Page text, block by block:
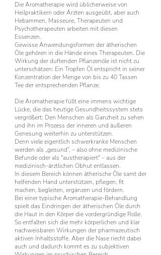
Die Aromatherapie wird üblicherweise von
Heilpraktikern oder Ärzten ausgeübt, aber auch
Hebammen, Masseure, Therapeuten und
Psychotherapeuten arbeiten mit diesen
Essenzen.
Gewisse Anwendungsformen der ätherischen
Öle gehören in die Hände eines Therapeuten. Die
Wirkung der duftenden Pflanzenöle ist nicht zu
unterschätzen: Ein Tropfen Öl entspricht in seiner
Konzentration der Menge von bis zu 40 Tassen
Tee der entsprechenden Pflanze.
Die Aromatherapie füllt eine immens wichtige
Lücke, die das heutige Gesundheitssystem stets
vergrößert: Den Menschen als Ganzheit zu sehen
und ihn im Prozess der inneren und äußeren
Genesung weiterhin zu unterstützen.
Denn viele eigentlich schwerkranke Menschen
werden als „gesund“, – also ohne medizinische
Befunde oder als "austherapiert" – aus der
medizinisch-ärztlichen Obhut entlassen.
In diesem Bereich können ätherische Öle samt der
helfenden Hand unterstützen, pflegen, fit
machen, begleiten, ergänzen und fördern.
Bei einer typische Aromatherapie-Behandlung
spielt das Eindringen der ätherischen Öle durch
die Haut in den Körper die vordergründige Rolle.
So entfalten sich die mehr körperlichen und klar
nachweisbaren Wirkungen der pharmazeutisch
aktiven Inhaltsstoffe. Aber die Nase riecht dabei
auch und dadurch kommt es zu subjektiven